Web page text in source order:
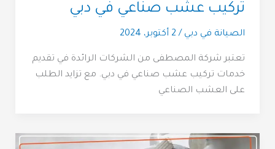
تركيب عشب صناعي في دبي
الصيانة في دبي / 2 أكتوبر، 2024
تعتبر شركة المصطفى من الشركات الرائدة في تقديم
خدمات تركيب عشب صناعي في دبي. مع تزايد الطلب
على العشب الصناعي